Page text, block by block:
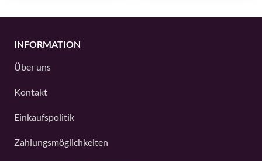
INFORMATION
Über uns
Kontakt
Einkaufspolitik
Zahlungsmöglichkeiten